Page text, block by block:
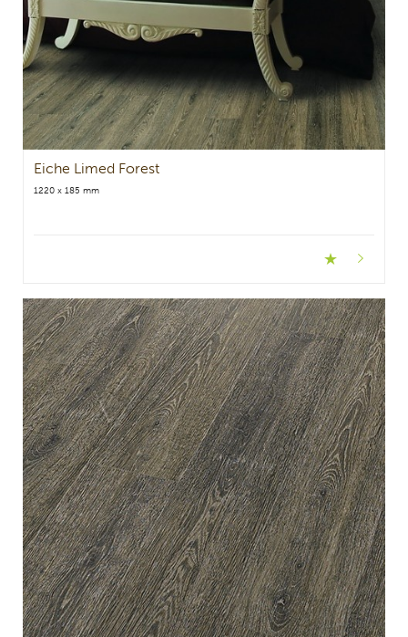
Eiche Limed Forest
1220 x 185 mm